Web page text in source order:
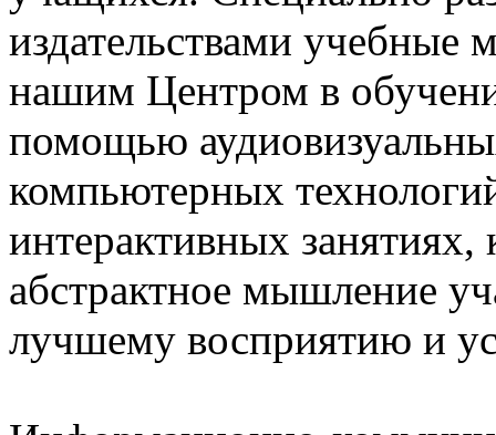
издательствами учебные
нашим Центром в
помощью
компьютерных
интерактивных
абстрактное мышление
лучшему восприятию и